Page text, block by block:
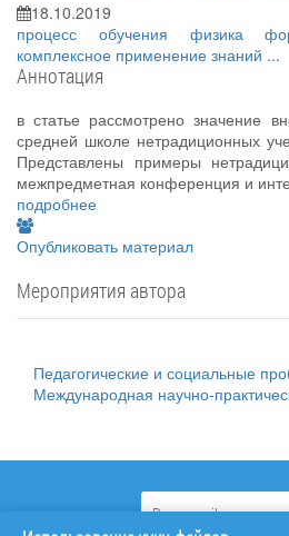
18.10.2019
процесс обучения физика
комплексное применение знаний ...
Аннотация
в статье рассмотрено значение
средней школе нетрадиционных
Представлены примеры
межпредметная конференция и
подробнее
Опубликовать материал
Мероприятия автора
Педагогические и социальные
Международная научно-